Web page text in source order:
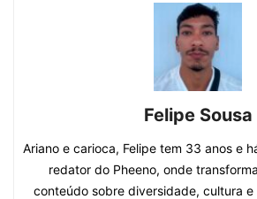
Felipe Sousa
Ariano e carioca, Felipe tem 33 anos e
redator do Pheeno, onde
conteúdo sobre diversidade, cultura e